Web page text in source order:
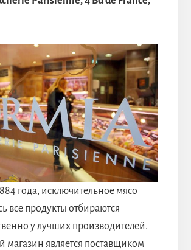
года, исключительное мясо
все продукты отбираются
у лучших производителей.
магазин является поставщиком